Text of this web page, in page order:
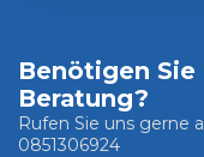
Benötigen
Beratung?
Rufen Sie uns gerne
0851306924